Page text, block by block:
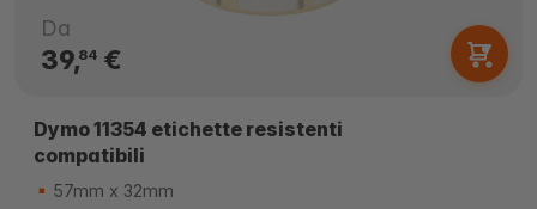
Da
39,84€
Dymo 11354 etichette resistenti
compatibili
57mm x 32mm